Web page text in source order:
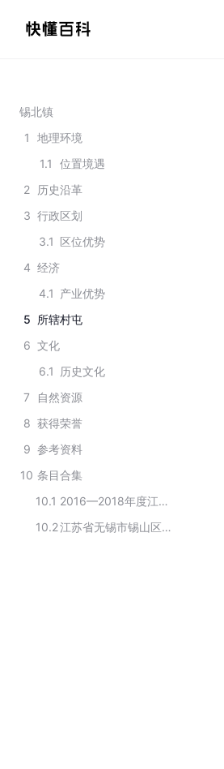
锡北镇
1
地理环境
1.1
位置境遇
2
历史沿革
3 行政区划
3.1 区位优势
4 经济
4.1 产业优势
5 所辖村屯
6 文化
6.1
历史文化
7
自然资源
8 获得荣誉
9 参考资料
10 条目合集
10.1
2016—2018年度江苏省文明乡镇名单
10.2
江苏省无锡市锡山区下辖镇